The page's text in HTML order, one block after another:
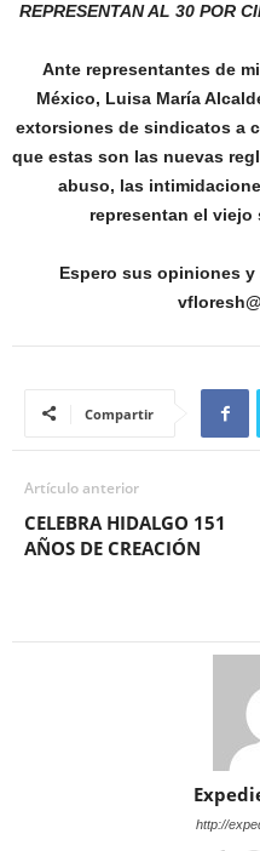
REPRESENTAN AL 30 POR
Ante representantes de
México, Luisa María
extorsiones de sindicatos a
que estas son las nuevas
abuso, las
representan el
Espero sus opiniones
Compartir
Artículo anterior
CELEBRA HIDALGO 151
AÑOS DE CREACIÓN
http://